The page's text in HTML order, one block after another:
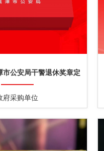
市公安局干警退休奖章定
制
府采购单位